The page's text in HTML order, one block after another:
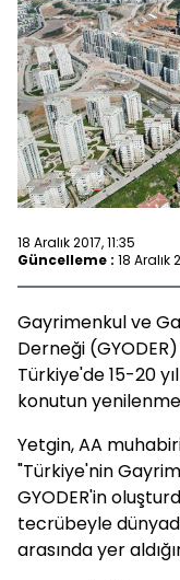
18 Aralık 2017, 11:35
Güncelleme : 18 Aralık
Gayrimenkul ve
Derneği
Türkiye'de 15-20
konutun
Yetgin, AA
"Türkiye'nin
GYODER'in
tecrübeyle
arasında yer